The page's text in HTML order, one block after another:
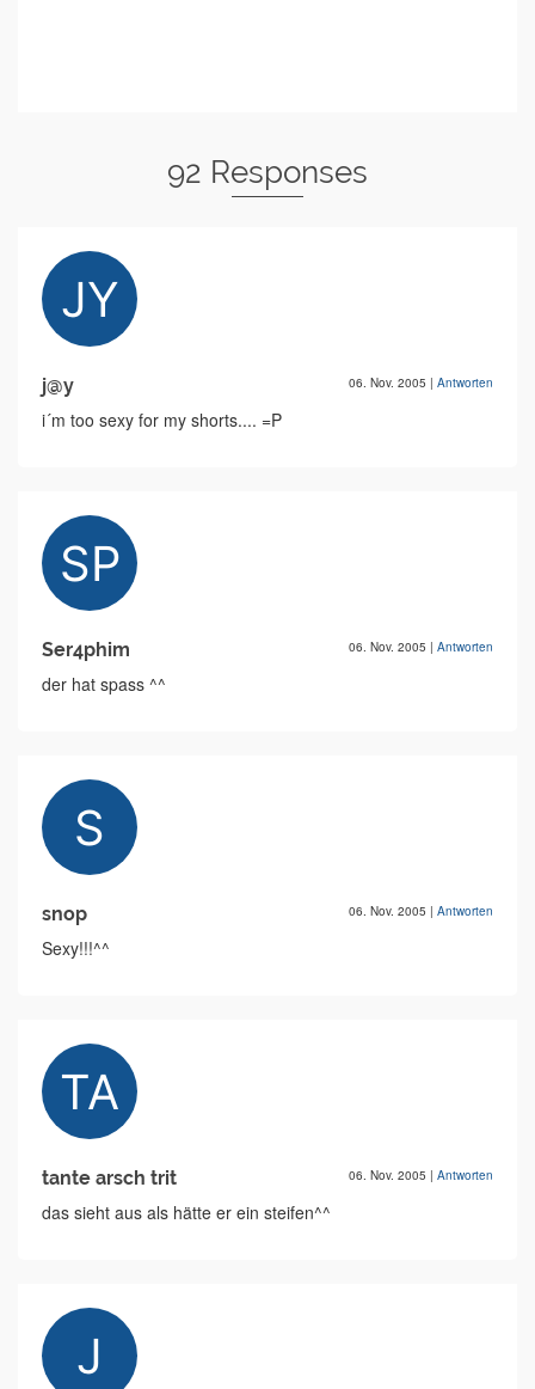
92 Responses
j@y 06. Nov. 2005 | Antworten
i´m too sexy for my shorts.... =P
Ser4phim 06. Nov. 2005 | Antworten
der hat spass ^^
snop 06. Nov. 2005 | Antworten
Sexy!!!^^
tante arsch trit 06. Nov. 2005 | Antworten
das sieht aus als hätte er ein steifen^^